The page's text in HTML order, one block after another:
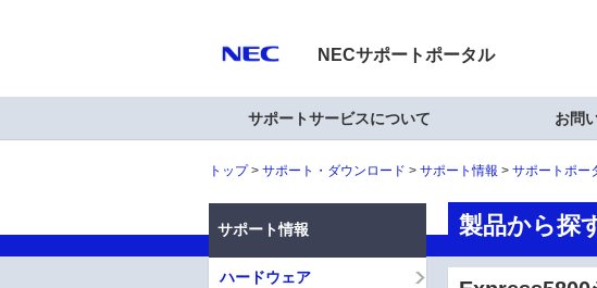
NECサポートポータル
サポートサービスについて お問
トップ サポート・ダウンロード サポート情報 サポートポー
製品から探
サポート情報
ハードウェア